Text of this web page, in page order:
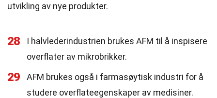
utvikling av nye produkter.
28
I halvlederindustrien brukes AFM til å inspisere
overflater av mikrobrikker.
29
AFM brukes også i farmasøytisk industri for å
studere overflateegenskaper av medisiner.